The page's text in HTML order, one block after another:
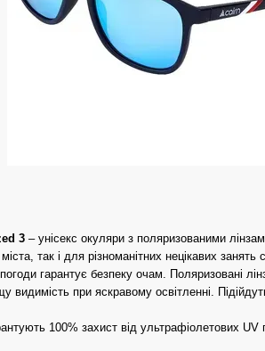
3 – унісекс окуляри з поляризованими
так і для різноманітних нецікавих
гарантує безпеку очам. Поляризовані
видимість при яскравому освітленні.
100% захист від ультрафіолетових UV